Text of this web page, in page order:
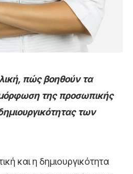
πώς βοηθούν τα
της προσωπικής
των
και η δημιουργικότητα